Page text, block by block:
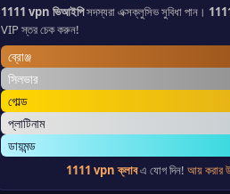
1111 vpn ভিআইপিসদস্যরা এক্সক্লুসিভ সুবিধা পান।
VIP স্তর চেক করুন!
ব্রোঞ্জ
সিলভার
গোল্ড
প্লাটিনাম
ডায়মন্ড
1111 vpn ক্লাবএ যোগ দিন! আয় করার